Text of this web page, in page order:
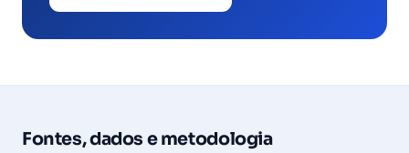
Fontes, dados e metodologia